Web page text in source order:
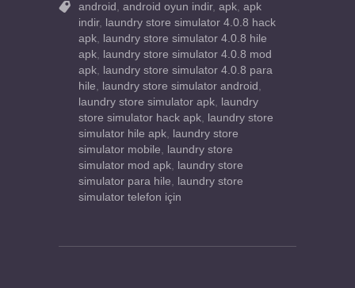
android , android oyun indir, apk, apk
indir, laundry store simulator 4.0.8 hack
apk, laundry store simulator 4.0.8 hile
apk, laundry store simulator 4.0.8 mod
apk, laundry store simulator 4.0.8 para
hile, laundry store simulator android ,
laundry store simulator apk, laundry
store simulator hack apk, laundry store
simulator hile apk, laundry store
simulator mobile, laundry store
simulator mod apk, laundry store
simulator para hile, laundry store
simulator telefon için